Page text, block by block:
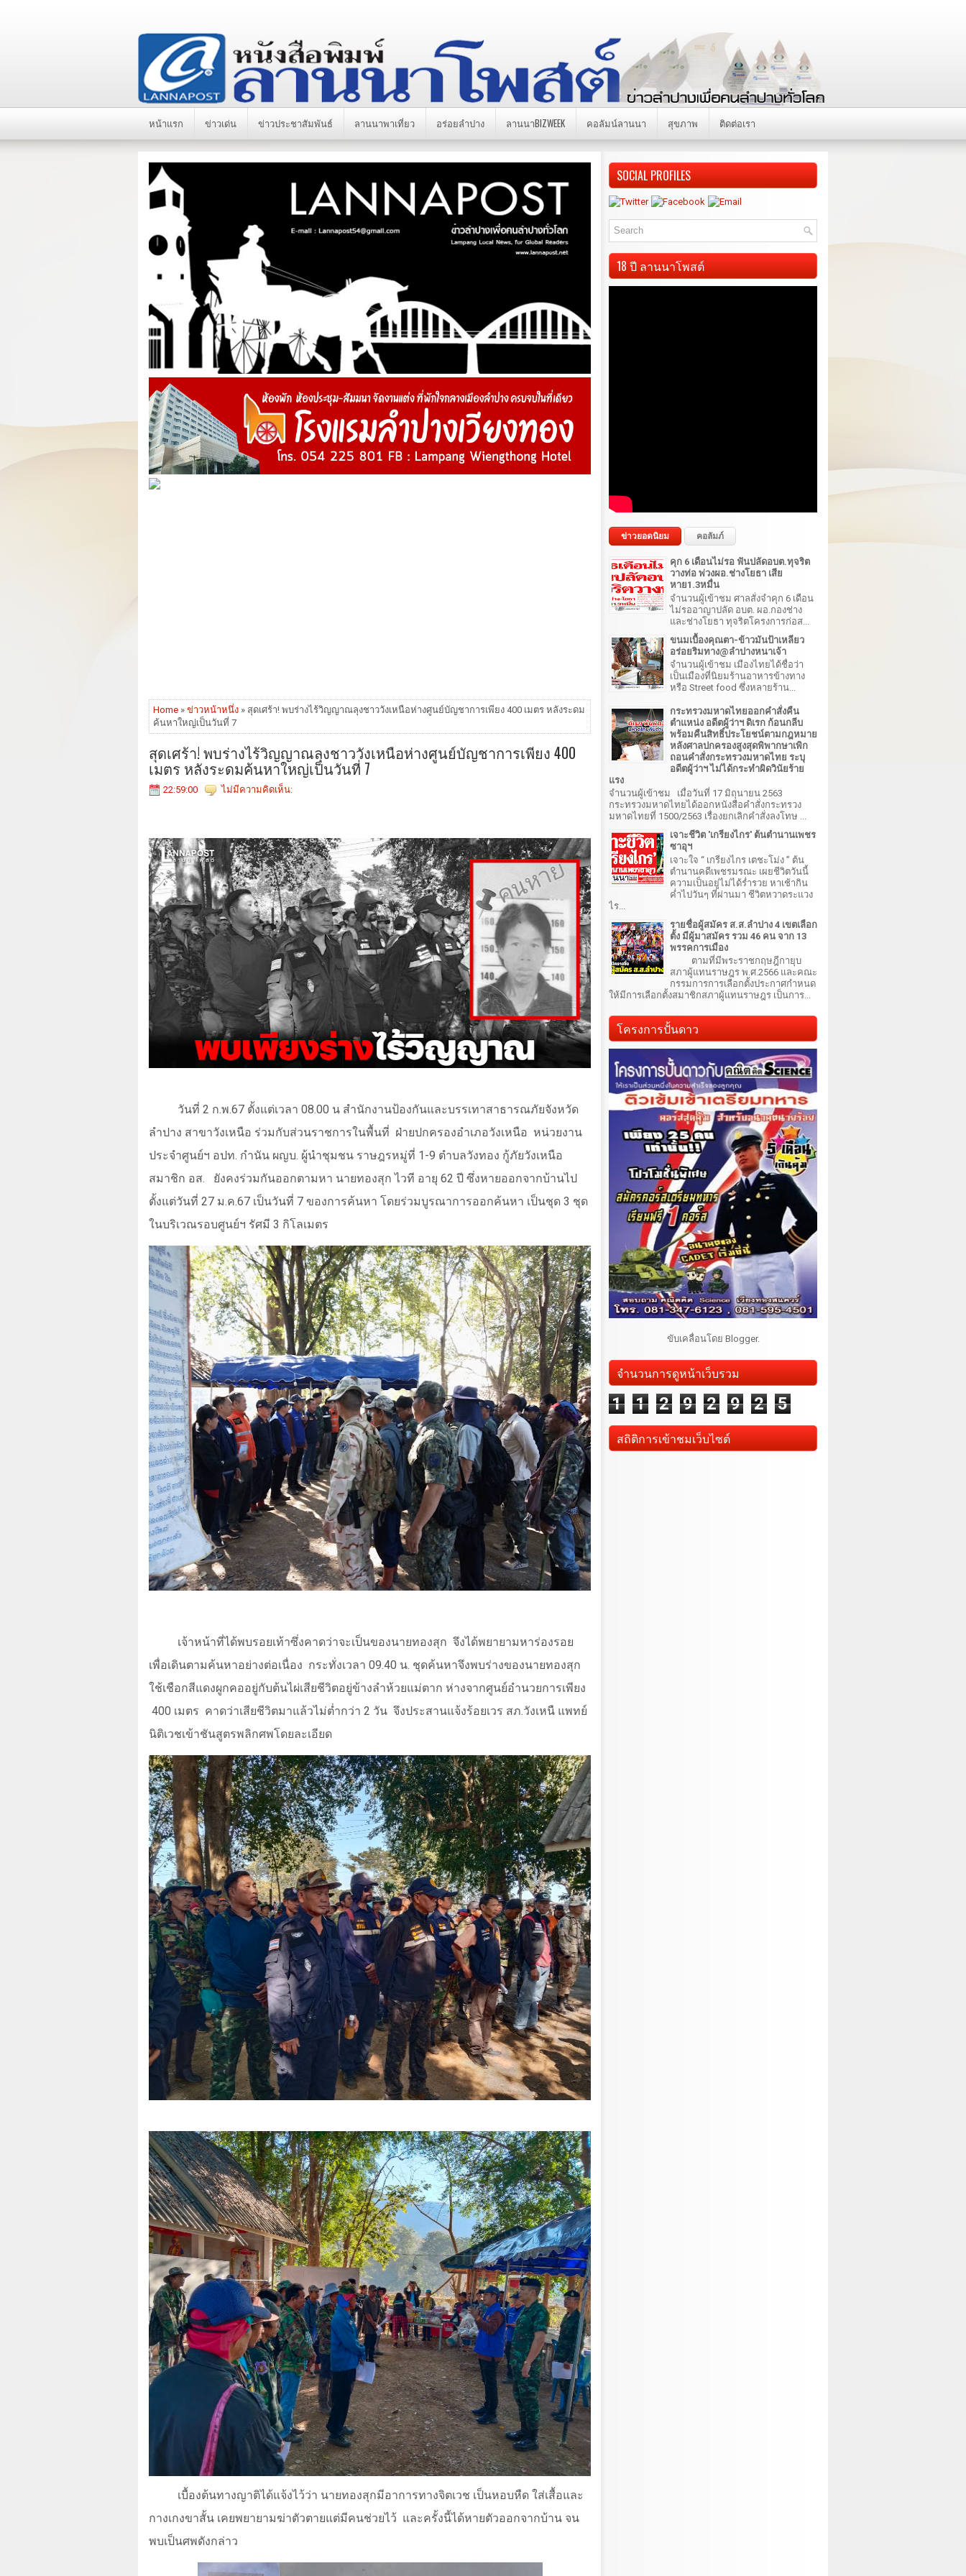
หน้าแรก ข่าวเด่น ข่าวประชาสัมพันธ์ ลานนาพาเที่ยว อร่อยลำปาง ลานนาBIZWEEK คอลัมน์ลานนา สุขภาพ ติดต่อเรา
Home » ข่าวหน้าหนึ่ง » สุดเศร้า! พบร่างไร้วิญญาณลุงชาววังเหนือห่างศูนย์บัญชาการเพียง 400 เมตร หลังระดม
ค้นหาใหญ่เป็นวันที่ 7
สุดเศร้า! พบร่างไร้วิญญาณลุงชาววังเหนือห่างศูนย์บัญชาการเพียง 400
เมตร หลังระดมค้นหาใหญ่เป็นวันที่ 7
22:59:00 ไม่มีความคิดเห็น:
วันที่ 2 ก.พ.67 ตั้งแต่เวลา 08.00 น สำนักงานป้องกันและบรรเทาสาธารณภัยจังหวัด
ลำปาง สาขาวังเหนือ ร่วมกับส่วนราชการในพื้นที่ ฝ่ายปกครองอำเภอวังเหนือ หน่วยงาน
ประจำศูนย์ฯ อปท. กำนัน ผญบ. ผู้นำชุมชน ราษฎรหมู่ที่ 1-9 ตำบลวังทอง กู้ภัยวังเหนือ
สมาชิก อส.
ยังคงร่วมกันออกตามหา นายทองสุก ไวที อายุ 62 ปี ซึ่งหายออกจากบ้านไป
ตั้งแต่วันที่ 27 ม.ค.67 เป็นวันที่ 7 ของการค้นหา โดยร่วมบูรณาการออกค้นหา เป็นชุด 3 ชุด
ในบริเวณรอบศูนย์ฯ รัศมี 3 กิโลเมตร
เจ้าหน้าที่ได้พบรอยเท้าซึ่งคาดว่าจะเป็นของนายทองสุก จึงได้พยายามหาร่องรอย
เพื่อเดินตามค้นหาอย่างต่อเนื่อง กระทั่งเวลา 09.40 น. ชุดค้นหาจึงพบร่างของนายทองสุก
ใช้เชือกสีแดงผูกคออยู่กับต้นไผ่เสียชีวิตอยู่ข้างลำห้วยแม่ตาก ห่างจากศูนย์อำนวยการเพียง
400 เมตร คาดว่าเสียชีวิตมาแล้วไม่ต่ำกว่า 2 วัน จึงประสานแจ้งร้อยเวร สภ.วังเหนื แพทย์
นิติเวชเข้าชันสูตรพลิกศพโดยละเอียด
เบื้องต้นทางญาติได้แจ้งไว้ว่า นายทองสุกมีอาการทางจิตเวช เป็นหอบหืด ใส่เสื้อและ
กางเกงขาสั้น เคยพยายามฆ่าตัวตายแต่มีคนช่วยไว้ และครั้งนี้ได้หายตัวออกจากบ้าน จน
พบเป็นศพดังกล่าว
SOCIAL PROFILES
18 ปี ลานนาโพสต์
ข่าวยอดนิยม คอลัมภ์
คุก 6 เดือนไม่รอ ฟันปลัดอบต.ทุจริต
วางท่อ พ่วงผอ.ช่างโยธา เสีย
หาย1.3หมื่น
จำนวนผู้เข้าชม ศาลสั่งจำคุก 6 เดือน
ไม่รออาญาปลัด อบต. ผอ.กองช่าง
และช่างโยธา ทุจริตโครงการก่อส...
ขนมเบื้องคุณตา-ข้าวมันป้าเหลียว
อร่อยริมทาง@ลำปางหนาเจ้า
จำนวนผู้เข้าชม เมืองไทยได้ชื่อว่า
เป็นเมืองที่นิยมร้านอาหารข้างทาง
หรือ Street food ซึ่งหลายร้าน...
กระทรวงมหาดไทยออกคำสั่งคืน
ตำแหน่ง อดีตผู้ว่าฯ ดิเรก ก้อนกลีบ
พร้อมคืนสิทธิ์ประโยชน์ตามกฎหมาย
หลังศาลปกครองสูงสุดพิพากษาเพิก
ถอนคำสั่งกระทรวงมหาดไทย ระบุ
อดีตผู้ว่าฯ ไม่ได้กระทำผิดวินัยร้าย
แรง
จำนวนผู้เข้าชม เมื่อวันที่ 17 มิถุนายน 2563
กระทรวงมหาดไทยได้ออกหนังสือคำสั่งกระทรวง
มหาดไทยที่ 1500/2563 เรื่องยกเลิกคำสั่งลงโทษ ...
เจาะชีวิต 'เกรียงไกร' ต้นตำนานเพชร
ซาอุฯ
เจาะใจ “ เกรียงไกร เตชะโม่ง ” ต้น
ตำนานคดีเพชรมรณะ เผยชีวิตวันนี้
ความเป็นอยู่ไม่ได้ร่ำรวย หาเช้ากิน
ค่ำไปวันๆ ที่ผ่านมา ชีวิตหวาดระแวง
ไร...
รายชื่อผู้สมัคร ส.ส.ลำปาง 4 เขตเลือก
ตั้ง มีผู้มาสมัคร รวม 46 คน จาก 13
พรรคการเมือง
ตามที่มีพระราชกฤษฎีกายุบ
สภาผู้แทนราษฎร พ.ศ.2566 และคณะ
กรรมการการเลือกตั้งประกาศกำหนด
ให้มีการเลือกตั้งสมาชิกสภาผู้แทนราษฎร เป็นการ...
โครงการปั้นดาว
ขับเคลื่อนโดย Blogger.
จำนวนการดูหน้าเว็บรวม
1 1 2 9 2 9 2 5
สถิติการเข้าชมเว็บไซต์